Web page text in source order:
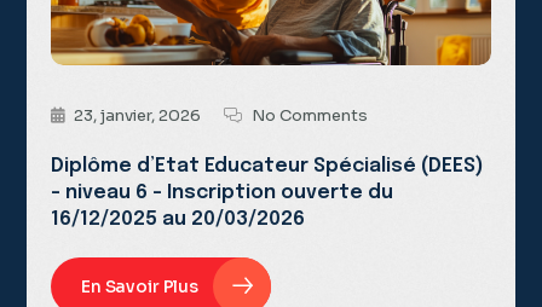
23, janvier, 2026 No Comments
Diplôme d’Etat Educateur Spécialisé (DEES)
– niveau 6 – Inscription ouverte du
16/12/2025 au 20/03/2026
En Savoir Plus